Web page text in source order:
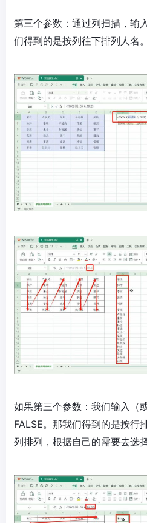
第三个参数：通过列扫描，输
们得到的是按列往下排列人名。
如果第三个参数：我们输入（
FALSE。那我们得到的是按行
列排列，根据自己的需要去选